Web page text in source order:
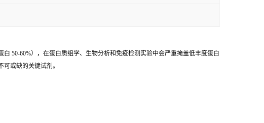
50-60%），在蛋白质组学、生物分析和免疫检测实验中会严重掩盖低丰度蛋白
或缺的关键试剂。